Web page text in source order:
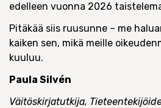
edelleen vuonna 2026
Pitäkää siis ruusunne – me
kaiken sen, mikä meille
kuuluu.
Paula Silvén
Väitöskirjatutkija,